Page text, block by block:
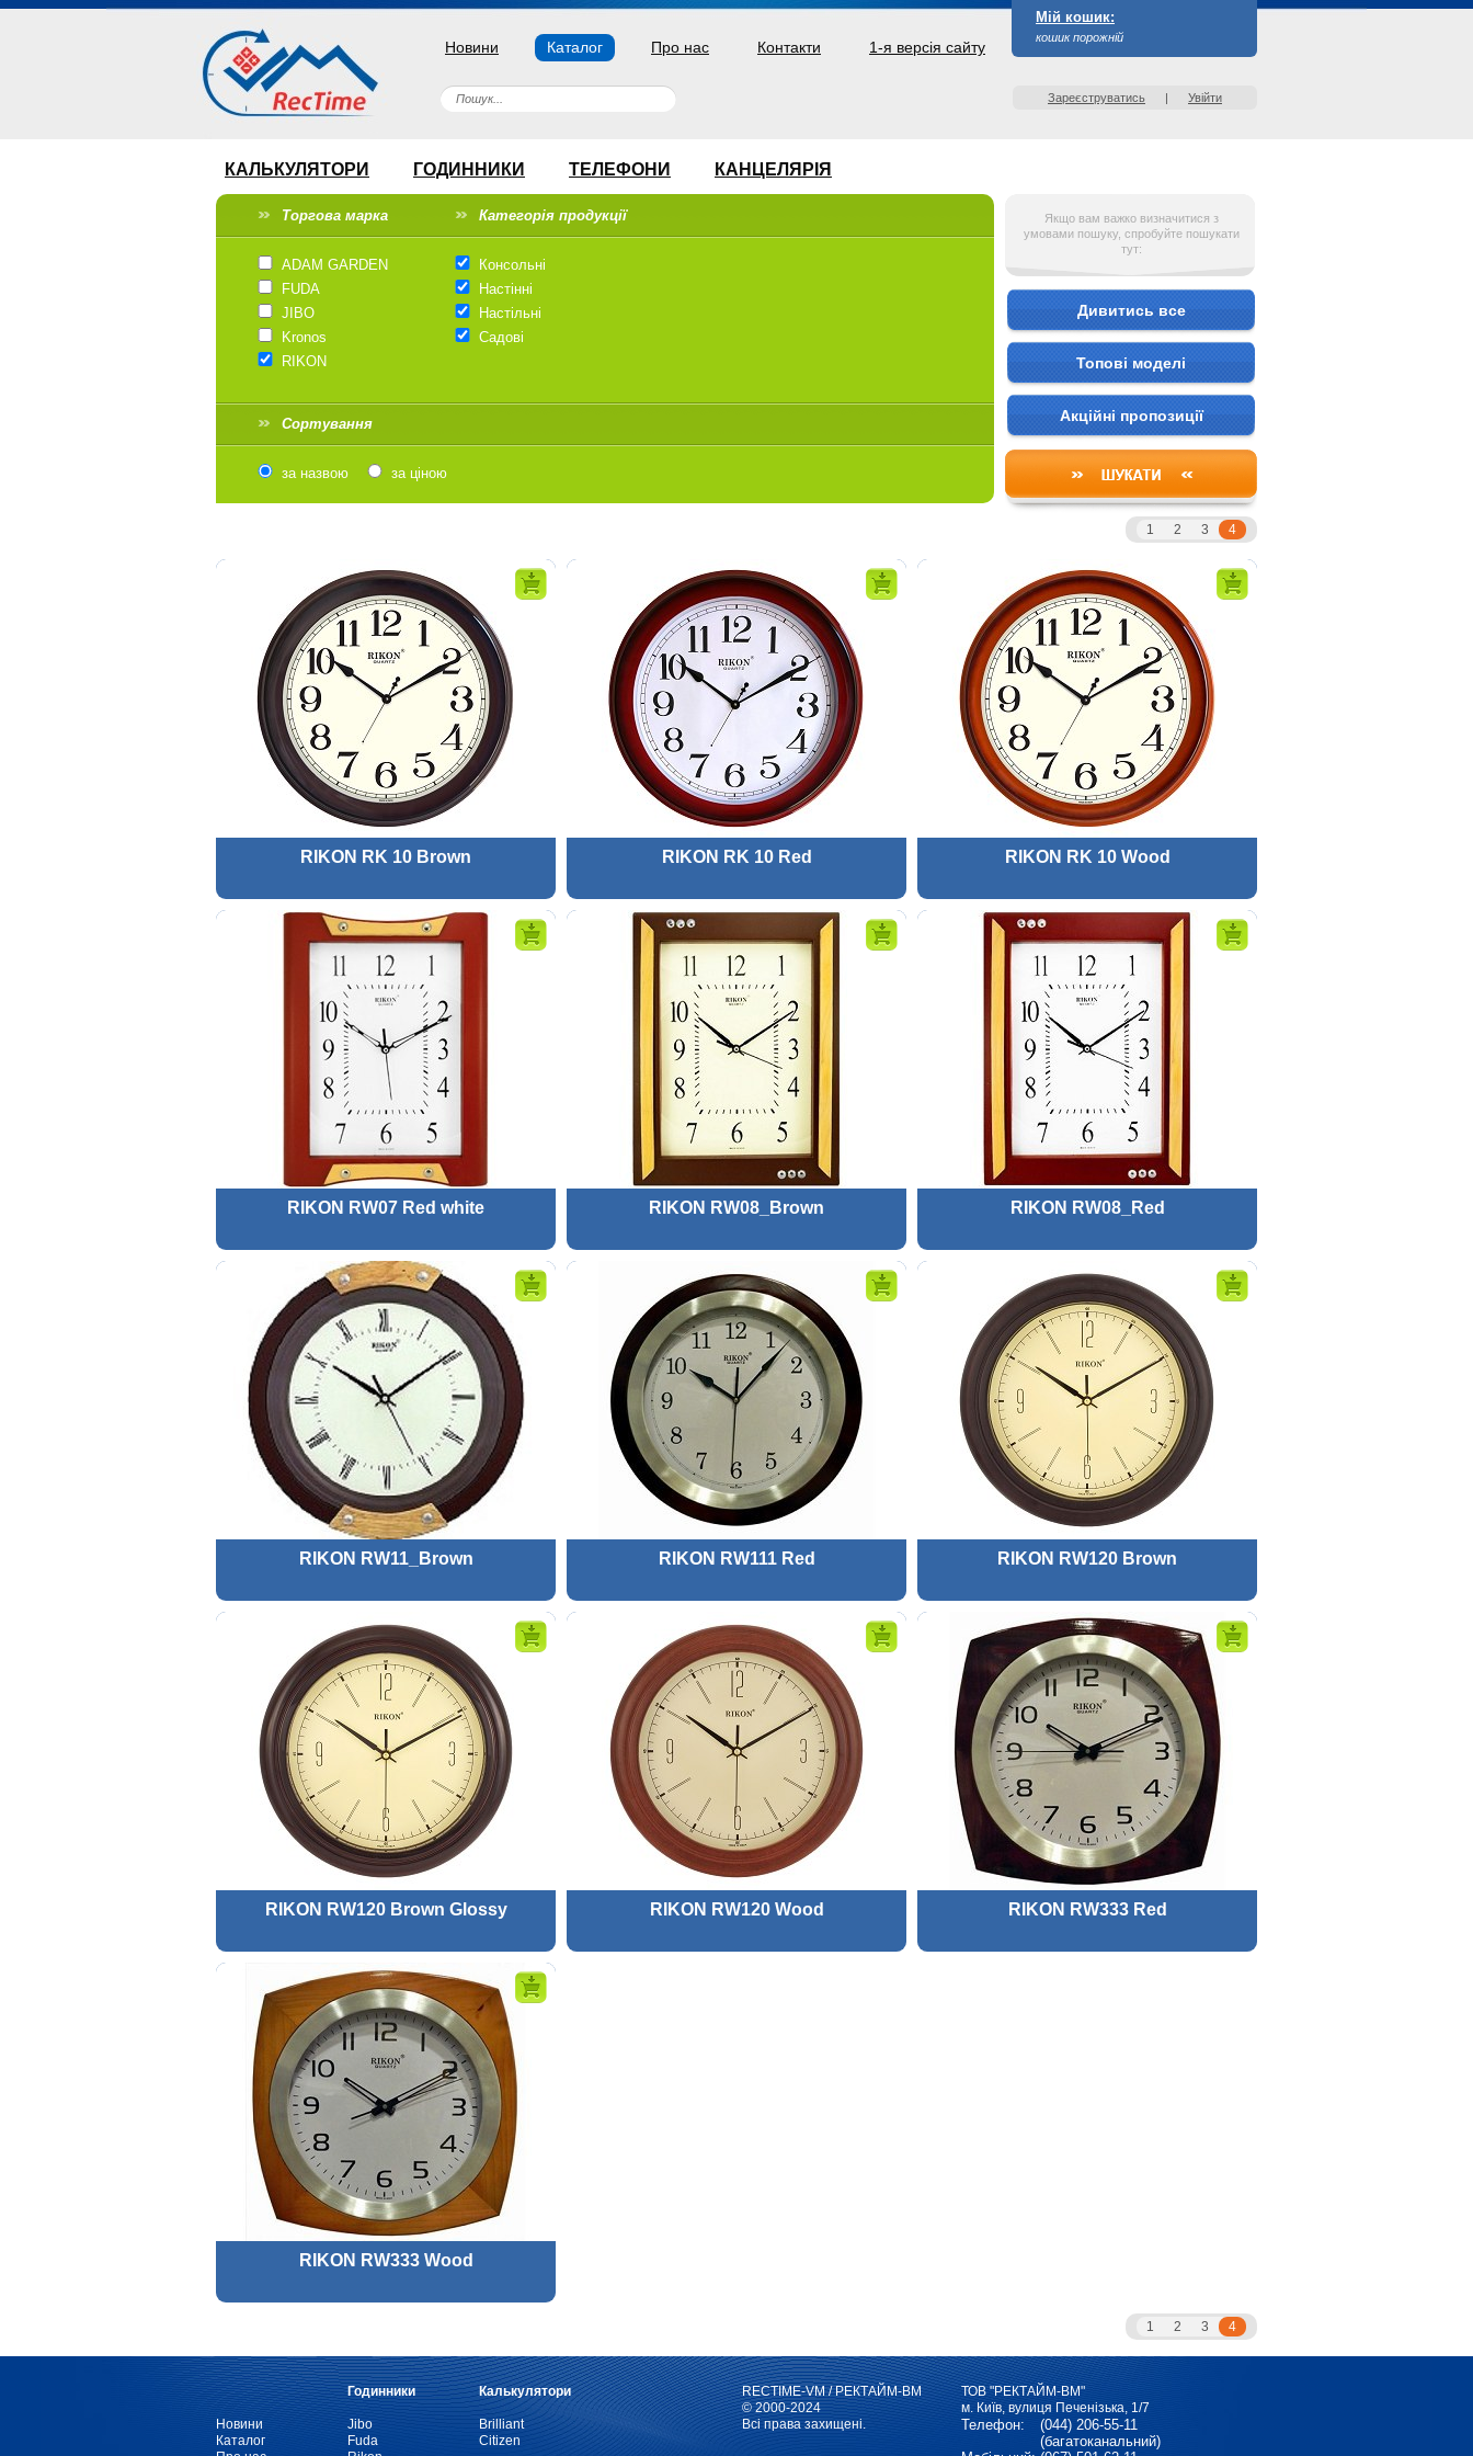
Новини Каталог Про нас Контакти 1-я версія сайту
Мій кошик:
кошик порожній
Зареєструватись | Увійти
КАЛЬКУЛЯТОРИ ГОДИННИКИ ТЕЛЕФОНИ КАНЦЕЛЯРІЯ
Торгова марка Категорія продукції
ADAM GARDEN
FUDA
JIBO
Kronos
RIKON
Консольні
Настінні
Настільні
Садові
Сортування
за назвою за ціною
Якщо вам важко визначитися з
умовами пошуку, спробуйте пошукати
тут:
Дивитись все
Топові моделі
Акційні пропозиції
1 2 3 4
RIKON RK 10 Brown RIKON RK 10 Red RIKON RK 10 Wood
RIKON RW07 Red white RIKON RW08_Brown RIKON RW08_Red
RIKON RW11_Brown RIKON RW111 Red RIKON RW120 Brown
RIKON RW120 Brown Glossy RIKON RW120 Wood RIKON RW333 Red
RIKON RW333 Wood
1 2 3 4
Новини
Каталог
Годинники
Jibo
Fuda
Калькулятори
Brilliant
Citizen
RECTIME-VM / РЕКТАЙМ-ВМ
© 2000-2024
Всі права захищені.
ТОВ "РЕКТАЙМ-ВМ"
м. Київ, вулиця Печенізька, 1/7
Телефон:
(044) 206-55-11
(багатоканальний)